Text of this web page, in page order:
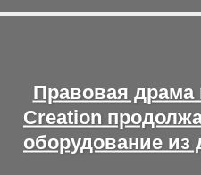
Правовая драма
Creation
оборудование из